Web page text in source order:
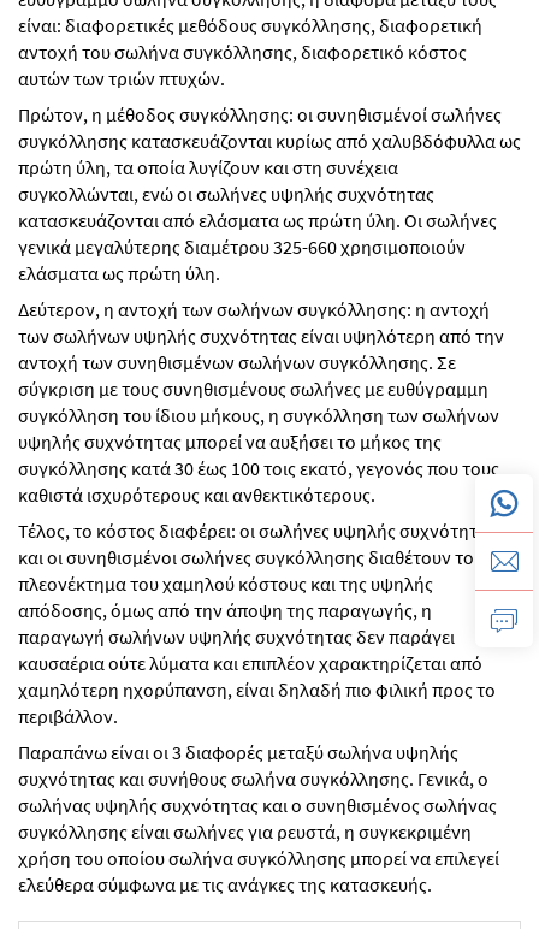
είναι: διαφορετικές μεθόδους συγκόλλησης, διαφορετική
αντοχή του σωλήνα συγκόλλησης, διαφορετικό κόστος
αυτών των τριών πτυχών.
Πρώτον, η μέθοδος συγκόλλησης: οι συνηθισμένοί σωλήνες
συγκόλλησης κατασκευάζονται κυρίως από χαλυβδόφυλλα ως
πρώτη ύλη, τα οποία λυγίζουν και στη συνέχεια
συγκολλώνται, ενώ οι σωλήνες υψηλής συχνότητας
κατασκευάζονται από ελάσματα ως πρώτη ύλη. Οι σωλήνες
γενικά μεγαλύτερης διαμέτρου 325-660 χρησιμοποιούν
ελάσματα ως πρώτη ύλη.
Δεύτερον, η αντοχή των σωλήνων συγκόλλησης: η αντοχή
των σωλήνων υψηλής συχνότητας είναι υψηλότερη από την
αντοχή των συνηθισμένων σωλήνων συγκόλλησης. Σε
σύγκριση με τους συνηθισμένους σωλήνες με ευθύγραμμη
συγκόλληση του ίδιου μήκους, η συγκόλληση των σωλήνων
υψηλής συχνότητας μπορεί να αυξήσει το μήκος της
συγκόλλησης κατά 30 έως 100 τοις εκατό, γεγονός που τους
καθιστά ισχυρότερους και ανθεκτικότερους.
Τέλος, το κόστος διαφέρει: οι σωλήνες υψηλής συχνότητας
και οι συνηθισμένοι σωλήνες συγκόλλησης διαθέτουν το
πλεονέκτημα του χαμηλού κόστους και της υψηλής
απόδοσης, όμως από την άποψη της παραγωγής, η
παραγωγή σωλήνων υψηλής συχνότητας δεν παράγει
καυσαέρια ούτε λύματα και επιπλέον χαρακτηρίζεται από
χαμηλότερη ηχορύπανση, είναι δηλαδή πιο φιλική προς το
περιβάλλον.
Παραπάνω είναι οι 3 διαφορές μεταξύ σωλήνα υψηλής
συχνότητας και συνήθους σωλήνα συγκόλλησης. Γενικά, ο
σωλήνας υψηλής συχνότητας και ο συνηθισμένος σωλήνας
συγκόλλησης είναι σωλήνες για ρευστά, η συγκεκριμένη
χρήση του οποίου σωλήνα συγκόλλησης μπορεί να επιλεγεί
ελεύθερα σύμφωνα με τις ανάγκες της κατασκευής.